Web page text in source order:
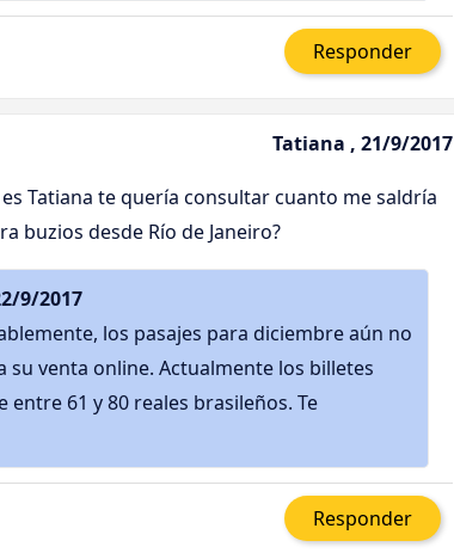
Responder
Tatiana , 21/9/2017
Tatiana te quería consultar cuanto me saldría
buzios desde Río de Janeiro?
9/2017
los pasajes para diciembre aún no
su venta online. Actualmente los billetes
61 y 80 reales brasileños. Te
Responder